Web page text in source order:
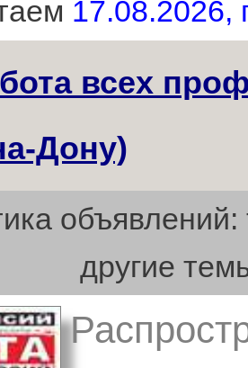
17.08.2026,
всех
Дону)
другие